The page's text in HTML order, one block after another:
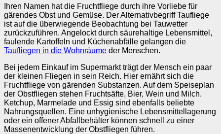
Ihren Namen hat die Fruchtfliege durch ihre Vorliebe für
gärendes Obst und Gemüse. Der Alternativbegriff Taufliege
ist auf die überwiegende Beobachtung bei Tauwetter
zurückzuführen. Angelockt durch säurehaltige Lebensmittel,
faulende Kartoffeln und Küchenabfälle gelangen die
Taufliegen in die Wohnräume der Menschen.
Bei jedem Einkauf im Supermarkt trägt der Mensch ein paar
der kleinen Fliegen in sein Reich. Hier ernährt sich die
Fruchtfliege von gärenden Substanzen. Auf dem Speiseplan
der Obstfliegen stehen Fruchtsäfte, Bier, Wein und Milch.
Ketchup, Marmelade und Essig sind ebenfalls beliebte
Nahrungsquellen. Eine unhygienische Lebensmittellagerung
oder ein offener Abfallbehälter können schnell zu einer
Massenentwicklung der Obstfliegen führen.